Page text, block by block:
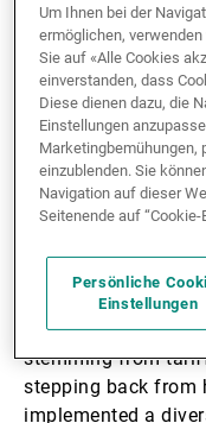
Swiss real
for CHF
Download the
A balanced
The strategy we
a blend of tactical
performed well in
stemming from
stepping back from
implemented a
Um Ihnen bei der
ermöglichen,
Sie auf «Alle Cookies
einverstanden, dass
Diese dienen dazu, die
Einstellungen
Marketingbemühungen,
einzublenden. Sie
Navigation auf dieser
Seitenende auf
Persönliche
Einstellungen